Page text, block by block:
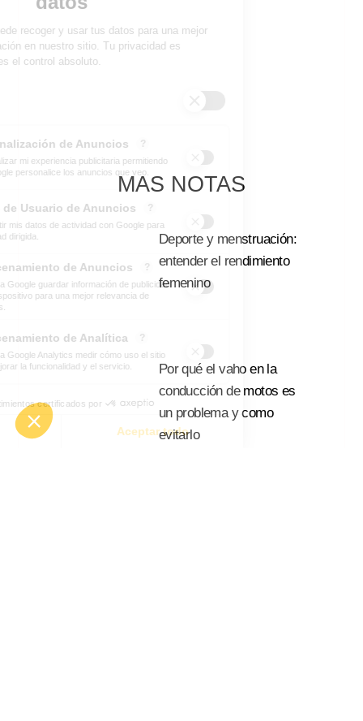
MAS NOTAS
Deporte y menstruación:
entender el rendimiento
femenino
Por qué el vaho en la
conducción de motos es
un problema y como
evitarlo